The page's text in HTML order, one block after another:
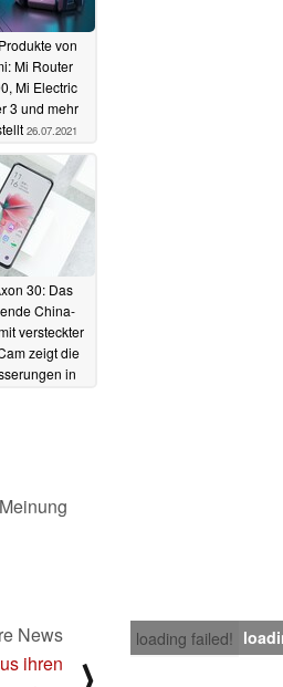
von
Mi Router
Mi Electric
3 und mehr
26.07.2021
30: Das
China-
versteckter
zeigt die
in
loading failed!
News
ihren